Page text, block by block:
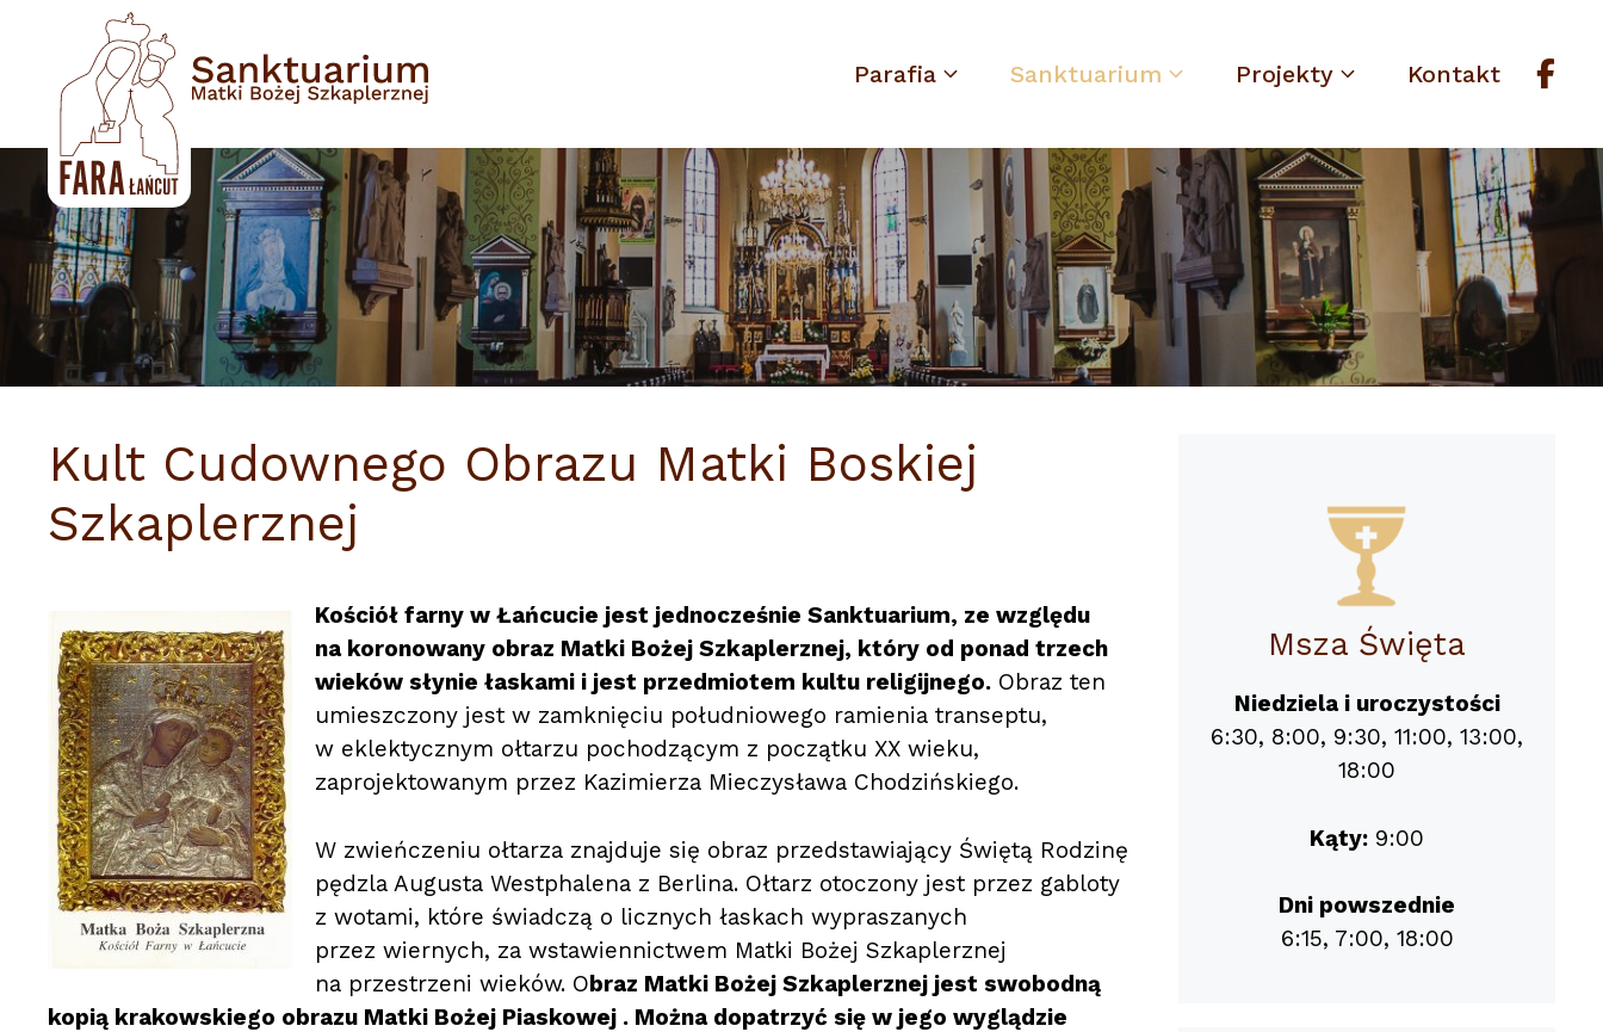
Parafia Sanktuarium Projekty Kontakt
Kult Cudownego Obrazu Matki Boskiej
Szkaplerznej
Kościół farny w Łańcucie jest jednocześnie Sanktuarium, ze względu
na koronowany obraz Matki Bożej Szkaplerznej, który od ponad trzech
wieków słynie łaskami i jest przedmiotem kultu religijnego. Obraz ten
umieszczony jest w zamknięciu południowego ramienia transeptu,
w eklektycznym ołtarzu pochodzącym z początku XX wieku,
zaprojektowanym przez Kazimierza Mieczysława Chodzińskiego.
W zwieńczeniu ołtarza znajduje się obraz przedstawiający Świętą Rodzinę
pędzla Augusta Westphalena z Berlina. Ołtarz otoczony jest przez gabloty
z wotami, które świadczą o licznych łaskach wypraszanych
przez wiernych, za wstawiennictwem Matki Bożej Szkaplerznej
na przestrzeni wieków. Obraz Matki Bożej Szkaplerznej jest swobodną
kopią krakowskiego obrazu Matki Bożej Piaskowej . Można dopatrzyć się w jego wyglądzie
Msza Święta
Niedziela i uroczystości
6:30, 8:00, 9:30, 11:00, 13:00,
18:00
Kąty: 9:00
Dni powszednie
6:15, 7:00, 18:00